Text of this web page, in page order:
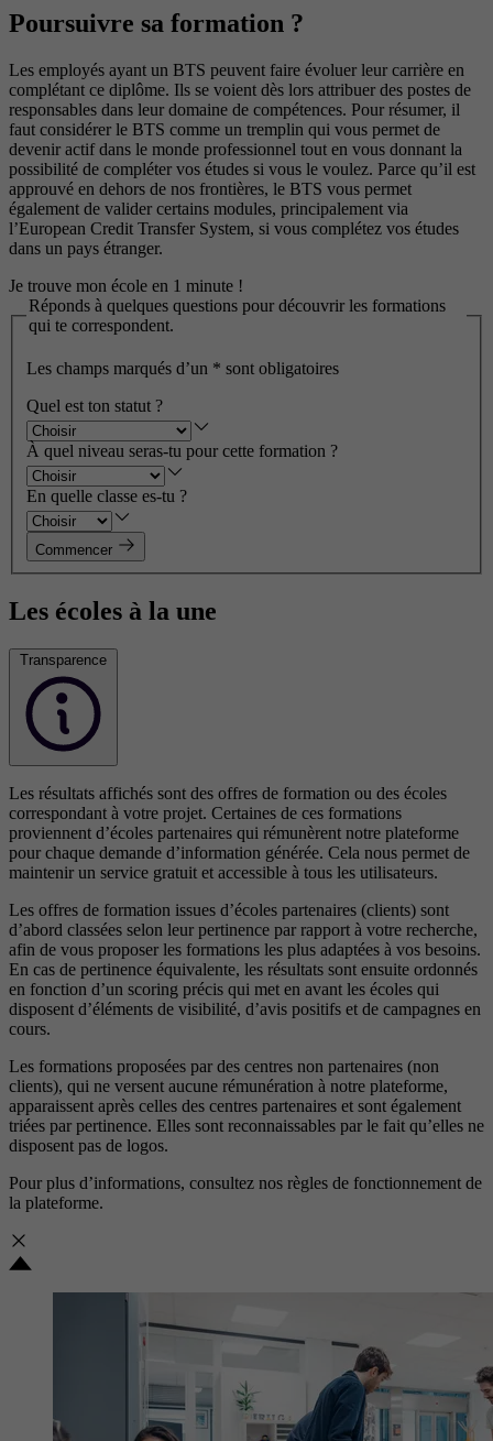
Poursuivre sa formation ?
Les employés ayant un BTS peuvent faire évoluer leur carrière en
complétant ce diplôme. Ils se voient dès lors attribuer des postes de
responsables dans leur domaine de compétences. Pour résumer, il
faut considérer le BTS comme un tremplin qui vous permet de
devenir actif dans le monde professionnel tout en vous donnant la
possibilité de compléter vos études si vous le voulez. Parce qu’il est
approuvé en dehors de nos frontières, le BTS vous permet
également de valider certains modules, principalement via
l’European Credit Transfer System, si vous complétez vos études
dans un pays étranger.
Je trouve mon école en 1 minute !
Réponds à quelques questions pour découvrir les formations
qui te correspondent.
Les champs marqués d’un * sont obligatoires
Quel est ton statut ?
À quel niveau seras-tu pour cette formation ?
En quelle classe es-tu ?
Commencer
Les écoles à la une
Transparence
Les résultats affichés sont des offres de formation ou des écoles
correspondant à votre projet. Certaines de ces formations
proviennent d’écoles partenaires qui rémunèrent notre plateforme
pour chaque demande d’information générée. Cela nous permet de
maintenir un service gratuit et accessible à tous les utilisateurs.
Les offres de formation issues d’écoles partenaires (clients) sont
d’abord classées selon leur pertinence par rapport à votre recherche,
afin de vous proposer les formations les plus adaptées à vos besoins.
En cas de pertinence équivalente, les résultats sont ensuite ordonnés
en fonction d’un scoring précis qui met en avant les écoles qui
disposent d’éléments de visibilité, d’avis positifs et de campagnes en
cours.
Les formations proposées par des centres non partenaires (non
clients), qui ne versent aucune rémunération à notre plateforme,
apparaissent après celles des centres partenaires et sont également
triées par pertinence. Elles sont reconnaissables par le fait qu’elles ne
disposent pas de logos.
Pour plus d’informations, consultez nos règles de fonctionnement de
la plateforme.